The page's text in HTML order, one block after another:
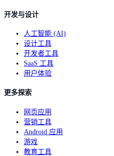
开发与设计
人工智能 (AI)
设计工具
开发者工具
SaaS 工具
用户体验
更多探索
网页应用
营销工具
Android 应用
游戏
教育工具